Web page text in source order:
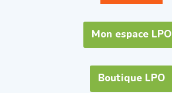
Mon espace LPO
Boutique LPO